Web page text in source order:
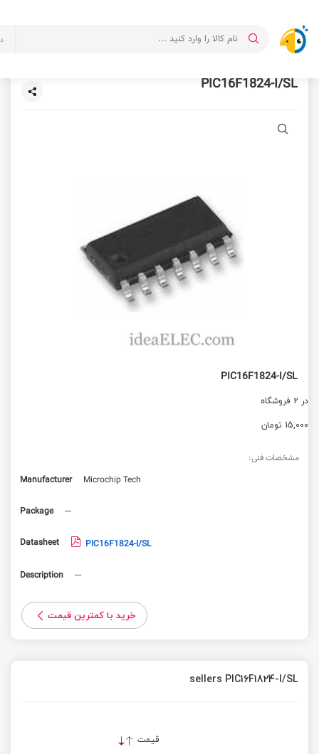
PIC16F1824-I/SL
PIC16F1824-I/SL
در 2 فروشگاه
15,000 تومان
مشخصات فنی:
Manufacturer
Microchip Tech
Package ---
Datasheet PIC16F1824-I/SL
Description ---
خرید با کمترین قیمت
sellers PIC16F1824-I/SL
قیمت